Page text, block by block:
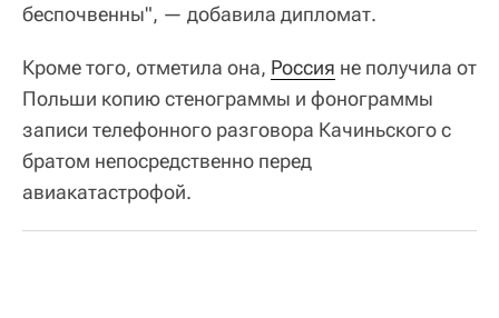
беспочвенны", — добавила дипломат.
Кроме того, отметила она, Россия не получила от
Польши копию стенограммы и фонограммы
записи телефонного разговора Качиньского с
братом непосредственно перед
авиакатастрофой.